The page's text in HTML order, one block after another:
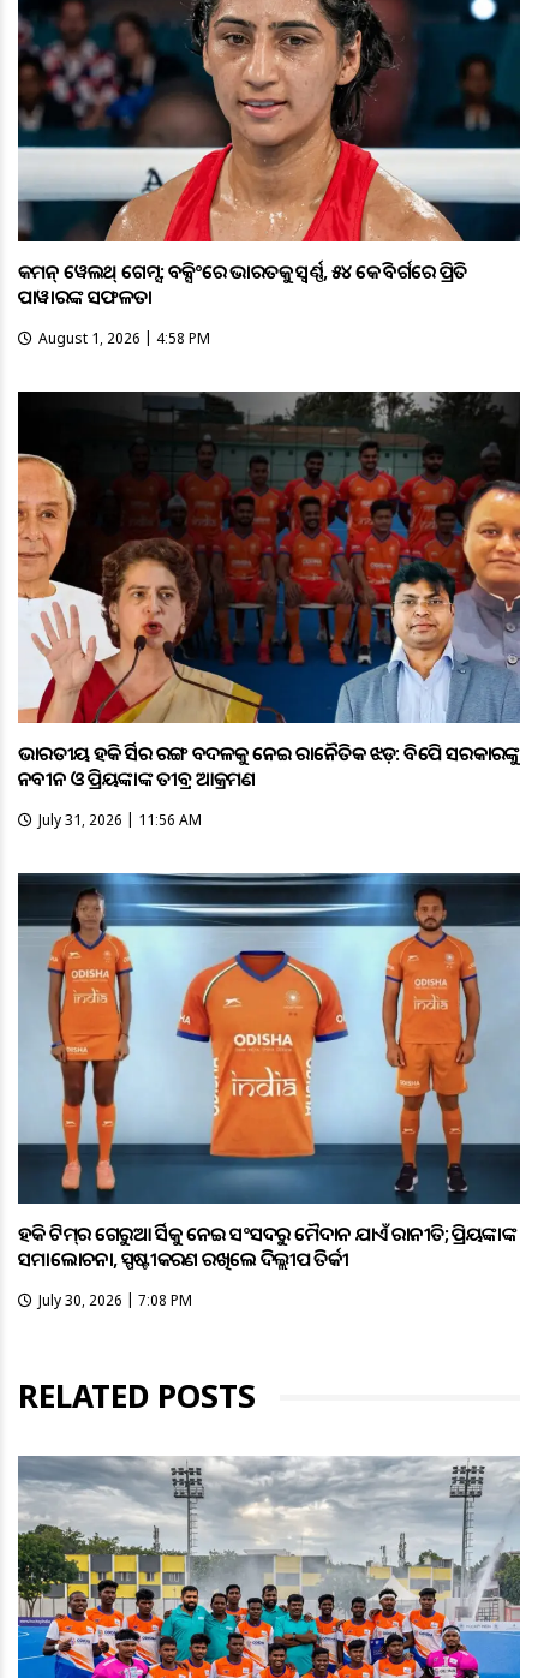
କମନ୍ ୱେଲଥ୍ ଗେମ୍ସ: ବକ୍ସିଂରେ ଭାରତକୁ ସ୍ବର୍ଣ୍ଣ, ୫୪ କେଜି ବର୍ଗରେ ପ୍ରିତି
ପାୱାରଙ୍କ ସଫଳତା
August 1, 2026 | 4:58 PM
ଭାରତୀୟ ହକି ଜର୍ସିର ରଙ୍ଗ ବଦଳକୁ ନେଇ ରାଜନୈତିକ ଝଡ଼: ବିଜେପି ସରକାରଙ୍କୁ
ନବୀନ ଓ ପ୍ରିୟଙ୍କାଙ୍କ ତୀବ୍ର ଆକ୍ରମଣ
July 31, 2026 | 11:56 AM
ହକି ଟିମ୍‌ର ଗେରୁଆ ଜର୍ସିକୁ ନେଇ ସଂସଦରୁ ମୈଦାନ ଯାଏଁ ରାଜନୀତି; ପ୍ରିୟଙ୍କାଙ୍କ
ସମାଲୋଚନା, ସ୍ପଷ୍ଟୀକରଣ ରଖିଲେ ଦିଲ୍ଲୀପ ତିର୍କୀ
July 30, 2026 | 7:08 PM
RELATED POSTS